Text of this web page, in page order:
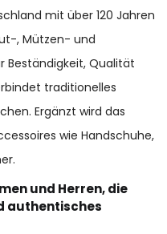
mit über 120 Jahren
, Mützen- und
Beständigkeit, Qualität
traditionelles
Ergänzt wird das
wie Handschuhe,
und Herren, die
authentisches